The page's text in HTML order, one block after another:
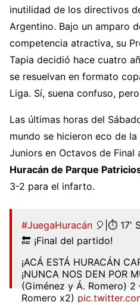
inutilidad de los directivos
Argentino. Bajo un amparo
competencia atractiva, su
Tapia decidió hace cuatro
se resuelvan en formato
Liga. Sí, suena confuso,
Las últimas horas del
mundo se hicieron eco de
Juniors en Octavos de Final
Huracán de Parque
3-2 para el infarto.
#JuegaHuracán 🎈|⏱️ 17'
🔚 ¡Final del partido!
¡ACÁ ESTÁ HURACÁN
¡NUNCA NOS DEN POR
(Giménez y Á. Romero) 2
Romero x2)